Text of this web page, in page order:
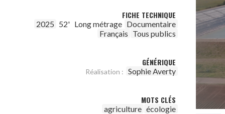
FICHE TECHNIQUE
2025 52' Long métrage Documentaire
Français Tous publics
GÉNÉRIQUE
Réalisation : Sophie Averty
MOTS CLÉS
agriculture écologie